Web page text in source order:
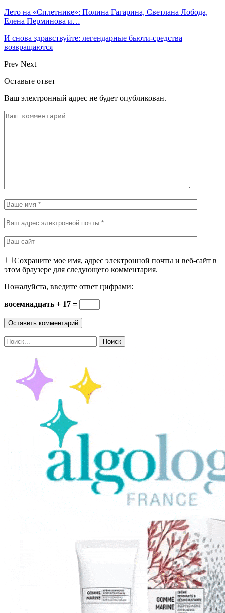
Лето на «Сплетнике»: Полина Гагарина, Светлана Лобода,
Елена Перминова и…
И снова здравствуйте: легендарные бьюти-средства
возвращаются
Prev Next
Оставьте ответ
Ваш электронный адрес не будет опубликован.
Сохраните мое имя, адрес электронной почты и веб-сайт в
этом браузере для следующего комментария.
Пожалуйста, введите ответ цифрами:
восемнадцать + 17 =